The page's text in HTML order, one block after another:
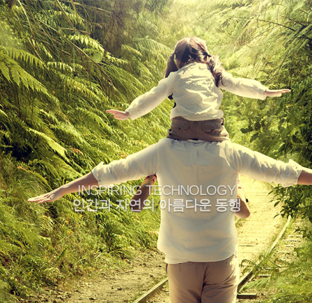
INSPIRING TECHNOLOGY
인간과 자연의 아름다운 동행